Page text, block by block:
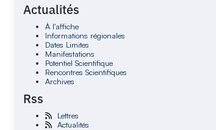
Actualités
À l'affiche
Informations régionales
Dates Limites
Manifestations
Potentiel Scientifique
Rencontres Scientifiques
Archives
Rss
Lettres
Actualités